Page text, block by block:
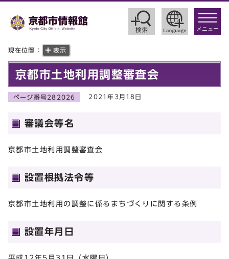
toggle
メニュー
現在位置： 表示
京都市土地利用調整審査会
ページ番号282026 2021年3月18日
審議会等名
京都市土地利用調整審査会
設置根拠法令等
京都市土地利用の調整に係るまちづくりに関する条例
設置年月日